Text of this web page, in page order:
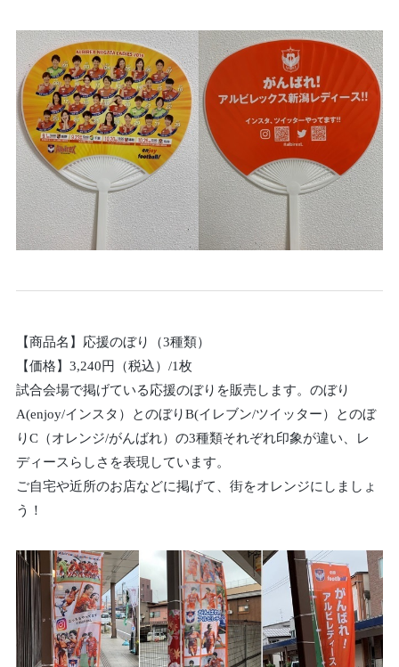
【商品名】応援のぼり（3種類）
【価格】3,240円（税込）/1枚
試合会場で掲げている応援のぼりを販売します。のぼり
A(enjoy/インスタ）とのぼりB(イレブン/ツイッター）とのぼ
りC（オレンジ/がんばれ）の3種類それぞれ印象が違い、レ
ディースらしさを表現しています。
ご自宅や近所のお店などに掲げて、街をオレンジにしましょ
う！